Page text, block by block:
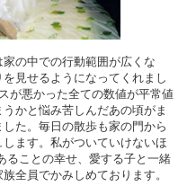
の中での行動範囲が広くな
見せるようになってくれまし
が悪かった全ての数値が平常値
かと悩み苦しんだあの頃がま
た。毎日の散歩も家の門から
ます。私がついていけないほ
ることの幸せ、愛する子と一緒
全員でかみしめております。